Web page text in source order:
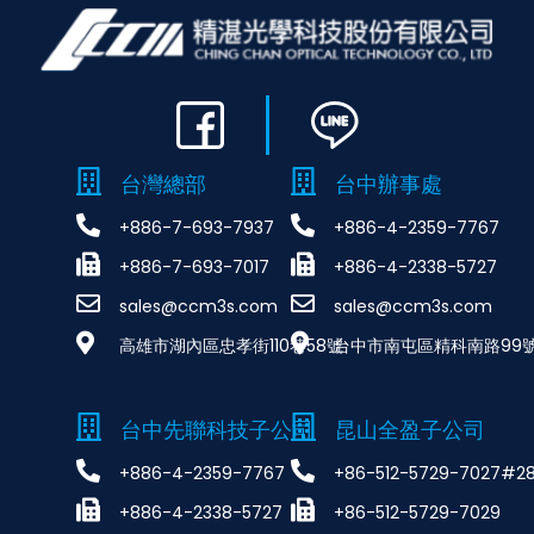
台灣總部
+886-7-693-7937
+886-7-693-7017
sales@ccm3s.com
高雄市湖內區忠孝街110巷58號
台中辦事處
+886-4-2359-7767
+886-4-2338-5727
sales@ccm3s.com
台中市南屯區精科南路99
台中先聯科技子公司
+886-4-2359-7767
+886-4-2338-5727
昆山全盈子公司
+86-512-5729-
+86-512-5729-7029